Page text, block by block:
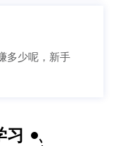
多少呢，新手
习